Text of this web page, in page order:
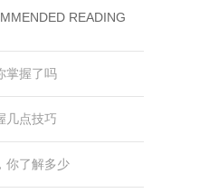
READING
掌握了吗
几点技巧
你了解多少